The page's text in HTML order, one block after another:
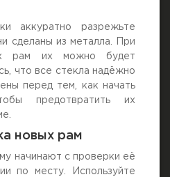
аккуратно разрежьте
сделаны из металла. При
рам их можно будет
что все стекла надёжно
перед тем, как начать
предотвратить их
новых рам
начинают с проверки её
по месту. Используйте